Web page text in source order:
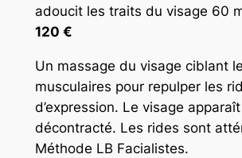
adoucit les traits du visage 60
120 €
Un massage du visage ciblant
musculaires pour repulper les
d’expression. Le visage
décontracté. Les rides sont
Méthode LB Facialistes.